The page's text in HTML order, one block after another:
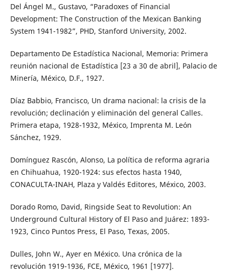
Del Ángel M., Gustavo, “Paradoxes of Financial
Development: The Construction of the Mexican Banking
System 1941-1982”, PHD, Stanford University, 2002.
Departamento De Estadística Nacional, Memoria: Primera
reunión nacional de Estadística [23 a 30 de abril], Palacio de
Minería, México, D.F., 1927.
Díaz Babbio, Francisco, Un drama nacional: la crisis de la
revolución; declinación y eliminación del general Calles.
Primera etapa, 1928-1932, México, Imprenta M. León
Sánchez, 1929.
Domínguez Rascón, Alonso, La política de reforma agraria
en Chihuahua, 1920-1924: sus efectos hasta 1940,
CONACULTA-INAH, Plaza y Valdés Editores, México, 2003.
Dorado Romo, David, Ringside Seat to Revolution: An
Underground Cultural History of El Paso and Juárez: 1893-
1923, Cinco Puntos Press, El Paso, Texas, 2005.
Dulles, John W., Ayer en México. Una crónica de la
revolución 1919-1936, FCE, México, 1961 [1977].